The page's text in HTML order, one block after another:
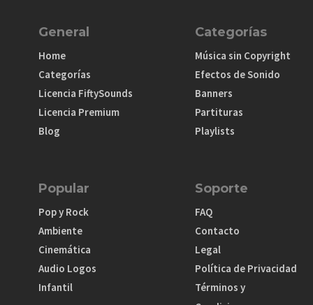
General
Home
Categorías
Licencia FiftySounds
Licencia Premium
Blog
Categorías
Música sin Copyright
Efectos de Sonido
Banners
Partituras
Playlists
Popular
Pop y Rock
Ambiente
Cinemática
Audio Logos
Infantil
Soporte
FAQ
Contacto
Legal
Política de Privacidad
Términos y